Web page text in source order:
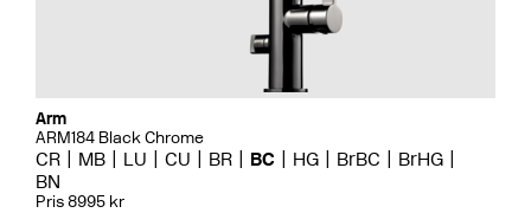
Arm
ARM184 Black Chrome
CR MB LU CU BR BC HG BrBC
BrHG
BN
Pris 8995 kr